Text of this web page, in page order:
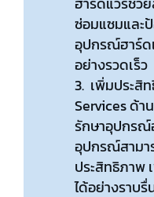
ซ่อมแซมและ
อุปกรณ์ฮาร์ด
อย่างรวดเร็ว
3. เพิ่มประสิ
Services ด้า
รักษาอุปกรณ์
อุปกรณ์สามา
ประสิทธิภาพ
ได้อย่างราบรื่